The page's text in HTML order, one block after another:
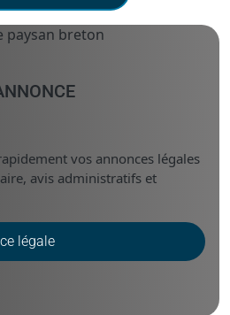
vos annonces légales
avis administratifs et
légale